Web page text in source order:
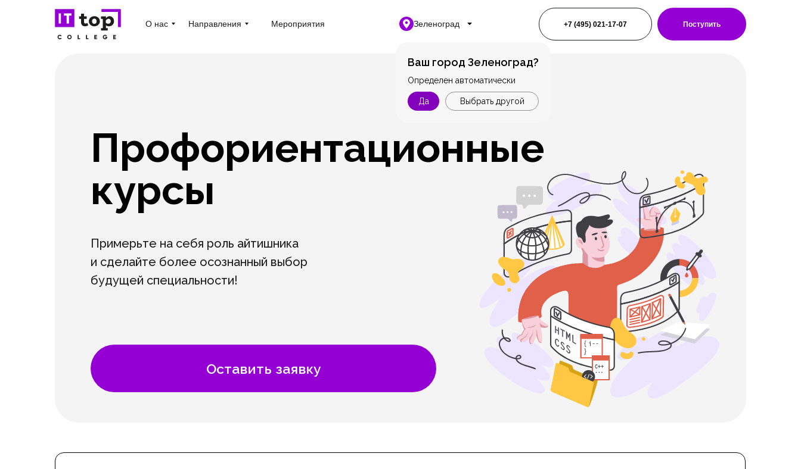
О нас Направления Мероприятия Зеленоград +7 (495) 021-17-07 Поступить
Ваш город Зеленоград?
Да Выбрать другой
Определен автоматически
Примерьте на себя роль айтишника
и сделайте более осознанный выбор
будущей специальности!
Профориентационные
курсы
Оставить заявку